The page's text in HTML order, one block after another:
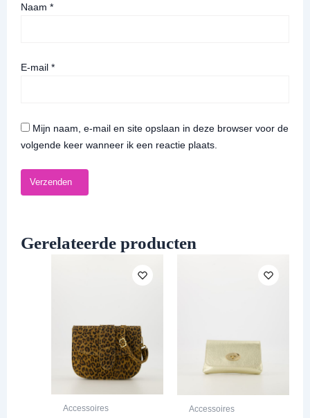
Naam *
E-mail *
Mijn naam, e-mail en site opslaan in deze browser voor de
volgende keer wanneer ik een reactie plaats.
Gerelateerde producten
Accessoires Accessoires